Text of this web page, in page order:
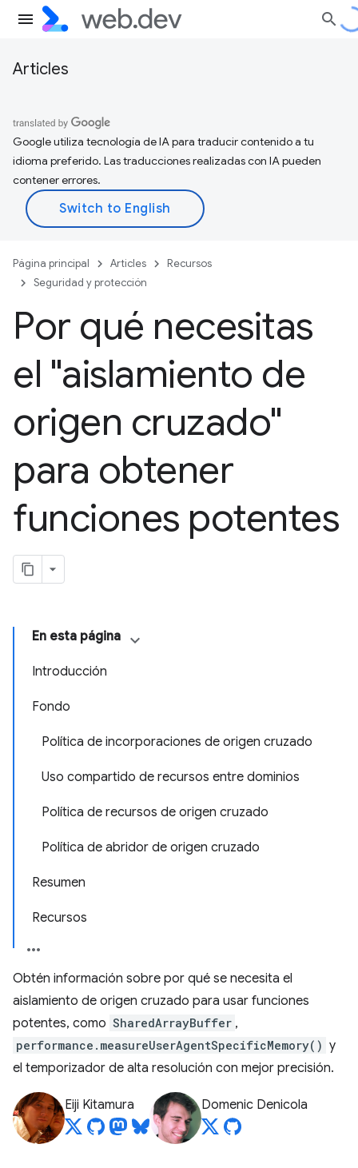
Articles
Google utiliza tecnología de IA para traducir contenido a tu
idioma preferido. Las traducciones realizadas con IA pueden
contener errores.
Página principal Articles
Recursos
Seguridad y protección
Por qué necesitas
el "aislamiento de
origen cruzado"
para obtener
funciones potentes
En esta página
Introducción
Fondo
Política de incorporaciones de origen cruzado
Uso compartido de recursos entre dominios
Política de recursos de origen cruzado
Política de abridor de origen cruzado
Resumen
Recursos
Obtén información sobre por qué se necesita el
aislamiento de origen cruzado para usar funciones
potentes, como SharedArrayBuffer ,
performance.measureUserAgentSpecificMemory() y
el temporizador de alta resolución con mejor precisión.
Eiji Kitamura Domenic Denicola